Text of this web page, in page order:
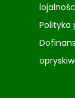
Polityka